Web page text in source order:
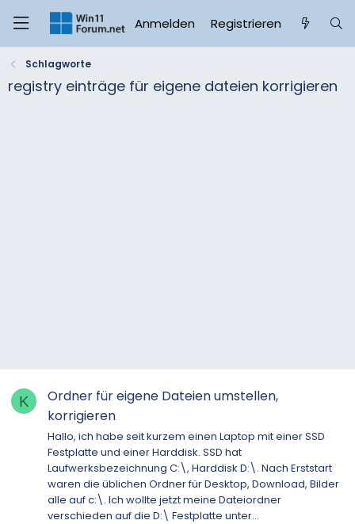
Anmelden Registrieren
Schlagworte
registry einträge für eigene dateien korrigieren
K
Ordner für eigene Dateien umstellen,
korrigieren
Hallo, ich habe seit kurzem einen Laptop mit einer SSD
Festplatte und einer Harddisk. SSD hat
Laufwerksbezeichnung C:\, Harddisk D:\. Nach Erststart
waren die üblichen Ordner für Desktop, Download, Bilder
alle auf c:\. Ich wollte jetzt meine Dateiordner
verschieden auf die D:\ Festplatte unter...